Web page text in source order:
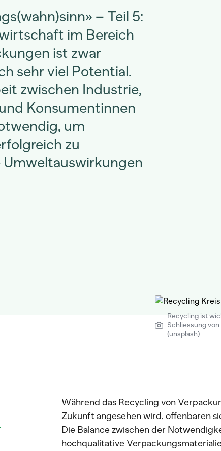
– Teil 5:
im Bereich
ist zwar
sehr viel Potential.
zwischen Industrie,
Konsumentinnen
um
zu
Recycling ist
Schliessung
(unsplash)
Während das Recycling von
Zukunft angesehen wird, offenbaren
Die Balance zwischen der
hochqualitative